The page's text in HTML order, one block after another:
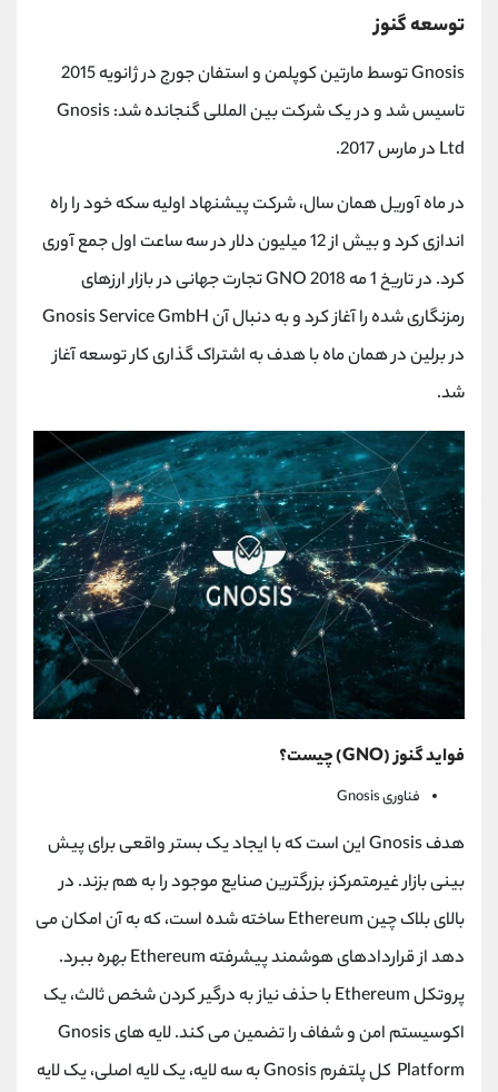
توسعه گنوز
Gnosis توسط مارتین کوپلمن و استفان جورج در ژانویه 2015
تاسیس شد و در یک شرکت بین المللی گنجانده شد: Gnosis
Ltd در مارس 2017.
در ماه آوریل همان سال، شرکت پیشنهاد اولیه سکه خود را راه
اندازی کرد و بیش از 12 میلیون دلار در سه ساعت اول جمع آوری
کرد. در تاریخ 1 مه 2018 GNO تجارت جهانی در بازار ارزهای
رمزنگاری شده را آغاز کرد و به دنبال آن Gnosis Service GmbH
در برلین در همان ماه با هدف به اشتراک گذاری کار توسعه آغاز
شد.
فواید گنوز (GNO) چیست؟
فناوری Gnosis
هدف Gnosis این است که با ایجاد یک بستر واقعی برای پیش
بینی بازار غیرمتمرکز، بزرگترین صنایع موجود را به هم بزند. در
بالای بلاک چین Ethereum ساخته شده است، که به آن امکان می
دهد از قراردادهای هوشمند پیشرفته Ethereum بهره ببرد.
پروتکل Ethereum با حذف نیاز به درگیر کردن شخص ثالث، یک
اکوسیستم امن و شفاف را تضمین می کند. لایه های Gnosis
Platform کل پلتفرم Gnosis به سه لایه، یک لایه اصلی، یک لایه